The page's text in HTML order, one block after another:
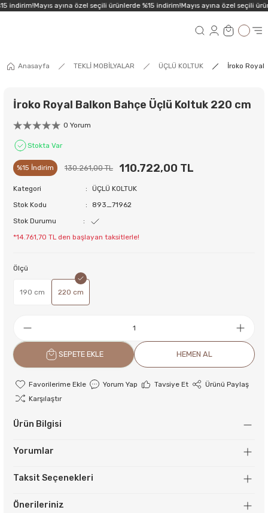
indirim!Mayıs ayına özel seçili ürünlerde %15 indirim!Mayıs ayına özel seçili
Anasayfa TEKLİ MOBİLYALAR ÜÇLÜ KOLTUK İroko Royal
İroko Royal Balkon Bahçe Üçlü Koltuk 220 cm
0 Yorum
Stokta Var
%15 İndirim 130.261,00 TL 110.722,00 TL
Kategori
ÜÇLÜ KOLTUK
Stok Kodu
893_71962
Stok Durumu
*14.761,70 TL den başlayan taksitlerle!
Ölçü
190 cm 220 cm
SEPETE EKLE HEMEN AL
Yorum Yap Tavsiye Et
Ürünü Paylaş
Karşılaştır
Ürün Bilgisi
Yorumlar
Taksit Seçenekleri
Önerileriniz